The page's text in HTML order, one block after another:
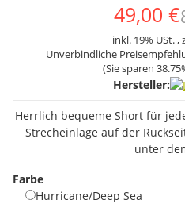
49,00 €
inkl. 19% USt. ,
Unverbindliche
(Sie sparen
Hersteller:
Herrlich bequeme Short für
Strecheinlage auf der
unter
Farbe
Hurricane/Deep Sea